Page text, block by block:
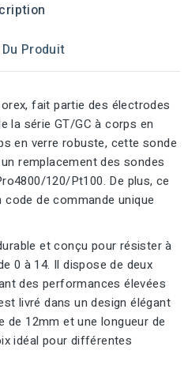
Produit
fait partie des électrodes
la série GT/GC à corps en
en verre robuste, cette sonde
remplacement des sondes
120/Pt100. De plus, ce
de commande unique
et conçu pour résister à
0 à 14. Il dispose de deux
des performances élevées
livré dans un design élégant
de 12mm et une longueur de
idéal pour différentes